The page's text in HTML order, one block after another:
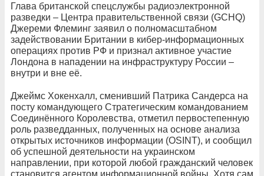
Глава британской спецслужбы радиоэлектронной
разведки – Центра правительственной связи (GCHQ)
Джереми Флеминг заявил о полномасштабном
задействовании Британии в кибер-информационных
операциях против РФ и признал активное участие
Лондона в нападении на инфраструктуру России –
внутри и вне её.
Джеймс Хокенхалл, сменивший Патрика Сандерса на
посту командующего Стратегическим командованием
Соединённого Королевства, отметил первостепенную
роль разведданных, полученных на основе анализа
открытых источников информации (OSINT), и сообщил
об успешной деятельности на украинском
направлении, при которой любой гражданский человек
становится агентом информационной войны. Хотя сам